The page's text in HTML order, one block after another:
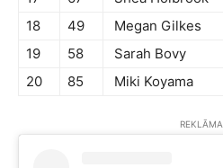
18
49 Megan Gilkes
19
58 Sarah Bovy
20
85 Miki Koyama
REKLĀMA